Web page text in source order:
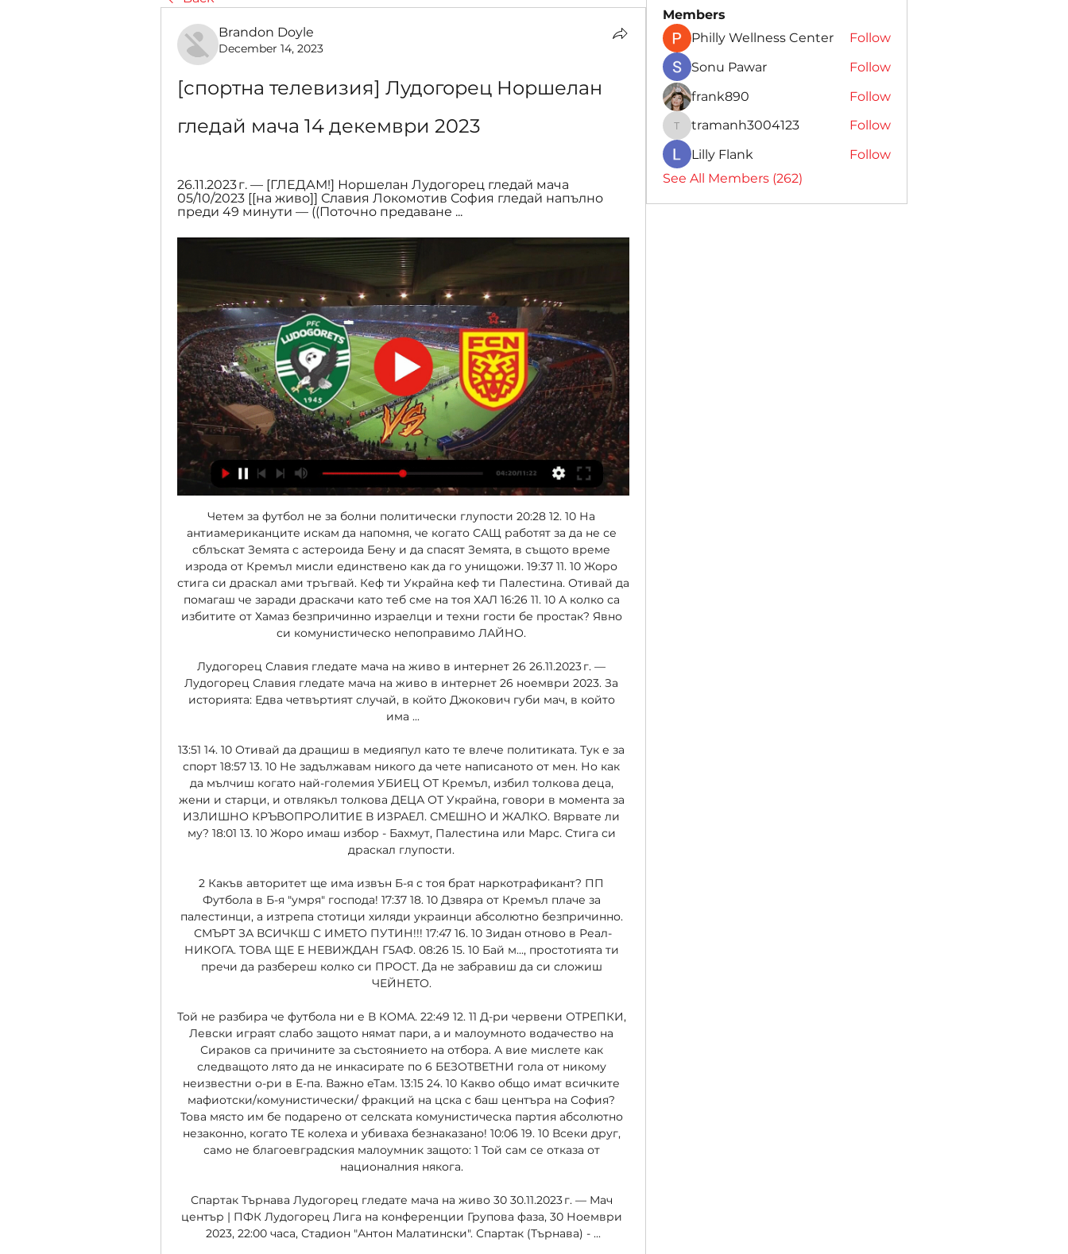
Brandon Doyle
December 14, 2023
[спортна телевизия] Лудогорец Норшелан
гледай мача 14 декември 2023
26.11.2023 г. — [ГЛЕДАМ!] Норшелан Лудогорец гледай мача
05/10/2023 [[на живо]] Славия Локомотив София гледай напълно
преди 49 минути — ((Поточно предаване ...
Четем за футбол не за болни политически глупости 20:28 12. 10 На
антиамериканците искам да напомня, че когато САЩ работят за да не се
сблъскат Земята с астероида Бену и да спасят Земята, в същото време
изрода от Кремъл мисли единствено как да го унищожи. 19:37 11. 10 Жоро
стига си драскал ами тръгвай. Кеф ти Украйна кеф ти Палестина. Отивай да
помагаш че заради драскачи като теб сме на тоя ХАЛ 16:26 11. 10 А колко са
избитите от Хамаз безпричинно израелци и техни гости бе простак? Явно
си комунистическо непоправимо ЛАЙНО.
Лудогорец Славия гледате мача на живо в интернет 26 26.11.2023 г. —
Лудогорец Славия гледате мача на живо в интернет 26 ноември 2023. За
историята: Едва четвъртият случай, в който Джокович губи мач, в който
има ...
13:51 14. 10 Отивай да дращиш в медияпул като те влече политиката. Тук е за
спорт 18:57 13. 10 Не задължавам никого да чете написаното от мен. Но как
да мълчиш когато най-големия УБИЕЦ ОТ Кремъл, избил толкова деца,
жени и старци, и отвлякъл толкова ДЕЦА ОТ Украйна, говори в момента за
ИЗЛИШНО КРЪВОПРОЛИТИЕ В ИЗРАЕЛ. СМЕШНО И ЖАЛКО. Вярвате ли
му? 18:01 13. 10 Жоро имаш избор - Бахмут, Палестина или Марс. Стига си
драскал глупости.
2 Какъв авторитет ще има извън Б-я с тоя брат наркотрафикант? ПП
Футбола в Б-я "умря" господа! 17:37 18. 10 Дзвяра от Кремъл плаче за
палестинци, а изтрепа стотици хиляди украинци абсолютно безпричинно.
СМЪРТ ЗА ВСИЧКШ С ИМЕТО ПУТИН!!! 17:47 16. 10 Зидан отново в Реал-
НИКОГА. ТОВА ЩЕ Е НЕВИЖДАН Г5АФ. 08:26 15. 10 Бай м..., простотията ти
пречи да разбереш колко си ПРОСТ. Да не забравиш да си сложиш
ЧЕЙНЕТО.
Той не разбира че футбола ни е В КОМА. 22:49 12. 11 Д-ри червени ОТРЕПКИ,
Левски играят слабо защото нямат пари, а и малоумното водачество на
Сираков са причините за състоянието на отбора. А вие мислете как
следващото лято да не инкасирате по 6 БЕЗОТВЕТНИ гола от никому
неизвестни о-ри в Е-па. Важно еТам. 13:15 24. 10 Какво общо имат всичките
мафиотски/комунистически/ фракций на цска с баш центъра на София?
Това място им бе подарено от селската комунистическа партия абсолютно
незаконно, когато ТЕ колеха и убиваха безнаказано! 10:06 19. 10 Всеки друг,
само не благоевградския малоумник защото: 1 Той сам се отказа от
националния някога.
Спартак Търнава Лудогорец гледате мача на живо 30 30.11.2023 г. — Мач
център | ПФК Лудогорец Лига на конференции Групова фаза, 30 Ноември
2023, 22:00 часа, Стадион "Антон Малатински". Спартак (Търнава) - ...
Members
Philly Wellness Center
Follow
Sonu Pawar
Follow
frank890
Follow
tramanh3004123
tramanh3004123
Follow
Lilly Flank
Follow
See All Members (262)